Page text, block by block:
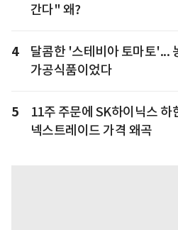
간다" 왜?
4
달콤한 '스테비아 토마토'...
가공식품이었다
5
11주 주문에 SK하이닉스
넥스트레이드 가격 왜곡